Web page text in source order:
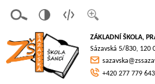
písmo
á
verze
pro
slaboz
raké
ZÁKLADNÍ ŠKOLA,
Sázavská 5/830, 120
+420 277 779 643